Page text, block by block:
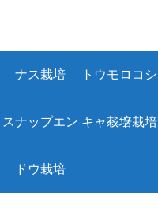
ナス栽培 トウモロコシ
栽培
スナップエン
ドウ栽培
キャベツ栽培